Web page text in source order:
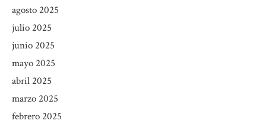
agosto 2025
julio 2025
junio 2025
mayo 2025
abril 2025
marzo 2025
febrero 2025